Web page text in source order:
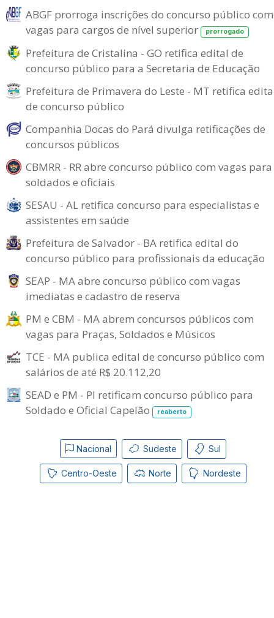
ABGF prorroga inscrições do concurso público com
vagas para cargos de nível superior
prorrogado
Prefeitura de Cristalina - GO retifica edital de
concurso público para a Secretaria de Educação
Prefeitura de Primavera do Leste - MT retifica
de concurso público
Companhia Docas do Pará divulga retificações de
concursos públicos
CBMRR - RR abre concurso público com vagas para
soldados e oficiais
SESAU - AL retifica concurso para especialistas e
assistentes em saúde
Prefeitura de Salvador - BA retifica edital do
concurso público para profissionais da educação
SEAP - MA abre concurso público com vagas
imediatas e cadastro de reserva
PM e CBM - MA abrem concursos públicos com
vagas para Praças, Soldados e Músicos
TCE - MA publica edital de concurso público com
salários de até R$ 20.112,20
SEAD e PM - PI retificam concurso público para
Soldado e Oficial Capelão
reaberto
Nacional Sudeste Sul
Centro-Oeste Norte Nordeste